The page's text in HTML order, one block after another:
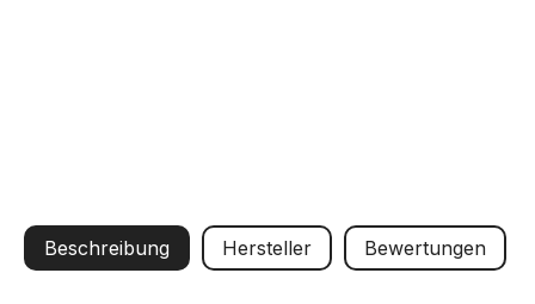
Beschreibung Hersteller Bewertungen